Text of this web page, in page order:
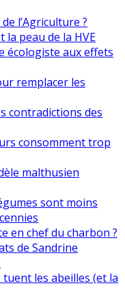
l’Agriculture ?
peau de la HVE
écologiste aux effets
remplacer les
contradictions des
consomment trop
malthusien
sont moins
en chef du charbon ?
de Sandrine
tuent les abeilles (et la